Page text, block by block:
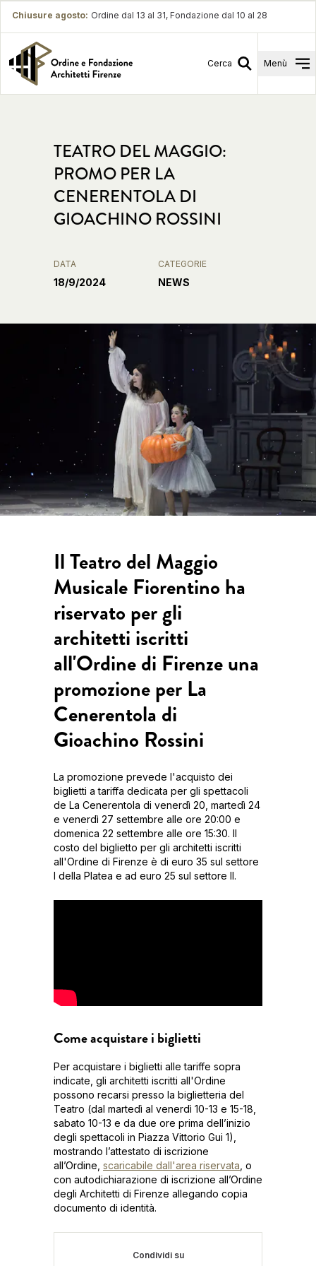
Chiusure agosto: Ordine dal 13 al 31, Fondazione dal 10 al 28
Cerca Menù
TEATRO DEL MAGGIO:
PROMO PER LA
CENERENTOLA DI
GIOACHINO ROSSINI
DATA
18/9/2024
CATEGORIE
NEWS
Il Teatro del Maggio
Musicale Fiorentino ha
riservato per gli
architetti iscritti
all'Ordine di Firenze una
promozione per La
Cenerentola di
Gioachino Rossini
La promozione prevede l'acquisto dei
biglietti a tariffa dedicata per gli spettacoli
de La Cenerentola di venerdì 20, martedì 24
e venerdì 27 settembre alle ore 20:00 e
domenica 22 settembre alle ore 15:30. Il
costo del biglietto per gli architetti iscritti
all'Ordine di Firenze è di euro 35 sul settore
I della Platea e ad euro 25 sul settore II.
Come acquistare i biglietti
Per acquistare i biglietti alle tariffe sopra
indicate, gli architetti iscritti all'Ordine
possono recarsi presso la biglietteria del
Teatro (dal martedì al venerdì 10-13 e 15-18,
sabato 10-13 e da due ore prima dell’inizio
degli spettacoli in Piazza Vittorio Gui 1),
mostrando l’attestato di iscrizione
all’Ordine, scaricabile dall'area riservata , o
con autodichiarazione di iscrizione all’Ordine
degli Architetti di Firenze allegando copia
documento di identità.
Condividi su